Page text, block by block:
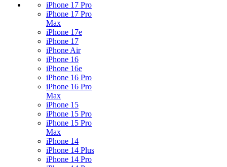
iPhone 17 Pro
iPhone 17 Pro
Max
iPhone 17e
iPhone 17
iPhone Air
iPhone 16
iPhone 16e
iPhone 16 Pro
iPhone 16 Pro
Max
iPhone 15
iPhone 15 Pro
iPhone 15 Pro
Max
iPhone 14
iPhone 14 Plus
iPhone 14 Pro